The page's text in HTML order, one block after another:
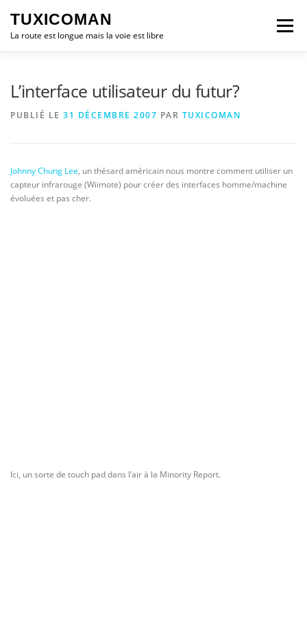
contenu
TUXICOMAN
La route est longue mais la voie est libre
Menu
L’interface utilisateur du futur?
PUBLIÉ LE 31 DÉCEMBRE 2007 PAR TUXICOMAN
Johnny Chung Lee, un thésard américain nous montre comment utiliser un
capteur infrarouge (Wiimote) pour créer des interfaces homme/machine
évoluées et pas cher.
Ici, un sorte de touch pad dans l’air à la Minority Report.